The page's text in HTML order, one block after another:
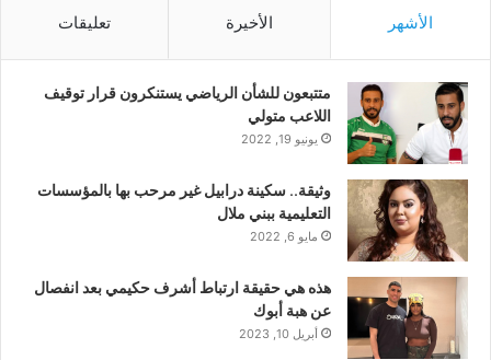
الأشهر الأخيرة تعليقات
متتبعون للشأن الرياضي يستنكرون قرار توقيف
اللاعب متولي
يونيو 19, 2022
وثيقة.. سكينة درابيل غير مرحب بها بالمؤسسات
التعليمية ببني ملال
مايو 6, 2022
هذه هي حقيقة ارتباط أشرف حكيمي بعد انفصال
عن هبة أبوك
أبريل 10, 2023